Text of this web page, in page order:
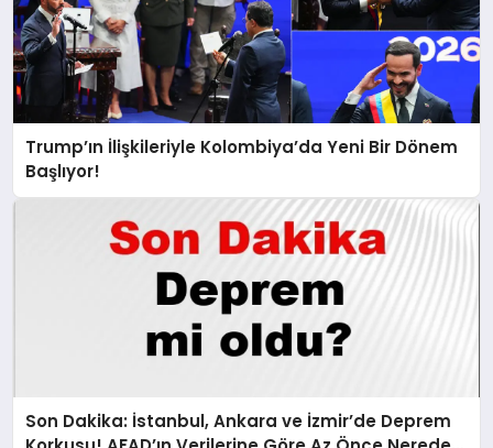
Trump’ın İlişkileriyle Kolombiya’da Yeni Bir Dönem
Başlıyor!
Son Dakika: İstanbul, Ankara ve İzmir’de Deprem